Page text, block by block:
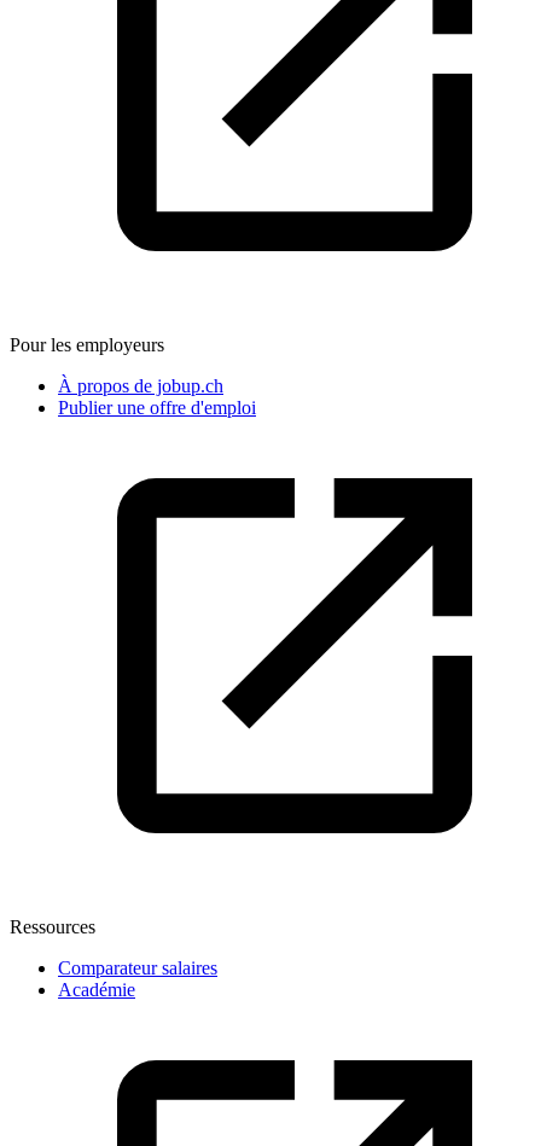
Pour les employeurs
À propos de jobup.ch
Publier une offre d'emploi
Ressources
Comparateur salaires
Académie